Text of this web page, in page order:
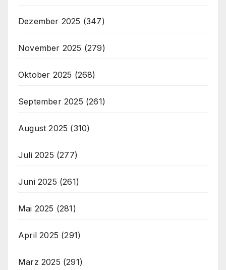
Dezember 2025 (347)
November 2025 (279)
Oktober 2025 (268)
September 2025 (261)
August 2025 (310)
Juli 2025 (277)
Juni 2025 (261)
Mai 2025 (281)
April 2025 (291)
März 2025 (291)